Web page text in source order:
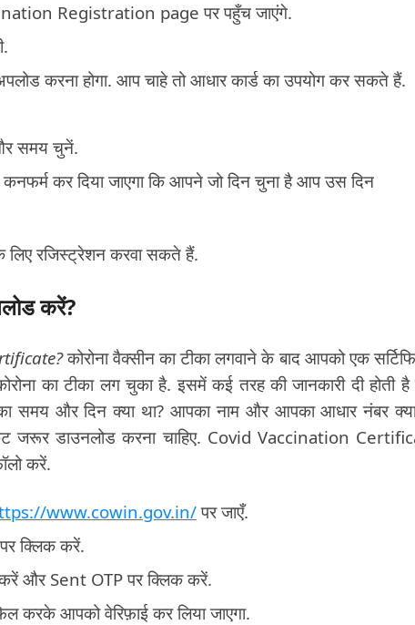
Registration page पर पहुँच जाएंगे.
करना होगा. आप चाहे तो आधार कार्ड का उपयोग कर सकते हैं.
समय चुनें.
कर दिया जाएगा कि आपने जो दिन चुना है आप उस दिन
रजिस्ट्रेशन करवा सकते हैं.
करें?
कोरोना वैक्सीन का टीका लगवाने के बाद आपको एक
का टीका लग चुका है. इसमें कई तरह की जानकारी दी होती
समय और दिन क्या था? आपका नाम और आपका आधार नंबर
जरूर डाउनलोड करना चाहिए. Covid Vaccination
करें.
www.cowin.gov.in/पर जाएँ.
क्लिक करें.
करें और Sent OTP पर क्लिक करें.
करके आपको वेरिफ़ाई कर लिया जाएगा.